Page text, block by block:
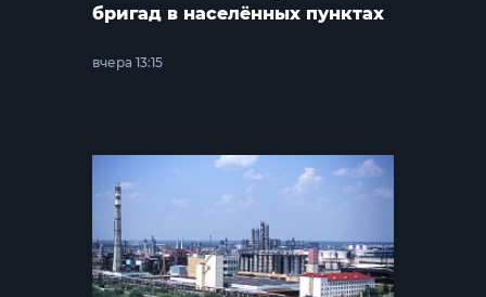
бригад в населённых пунктах
вчера 13:15